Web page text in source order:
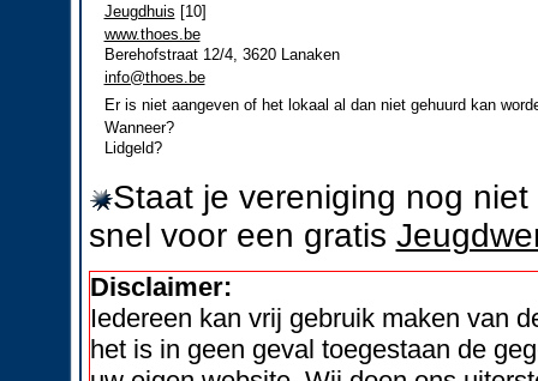
Jeugdhuis [10]
www.thoes.be
Berehofstraat 12/4, 3620 Lanaken
info@thoes.be
Er is niet aangeven of het lokaal al dan niet gehuurd kan
Wanneer?
Lidgeld?
Staat je vereniging nog
snel voor een gratis
Disclaimer:
Iedereen kan vrij gebruik maken van
het is in geen geval toegestaan de